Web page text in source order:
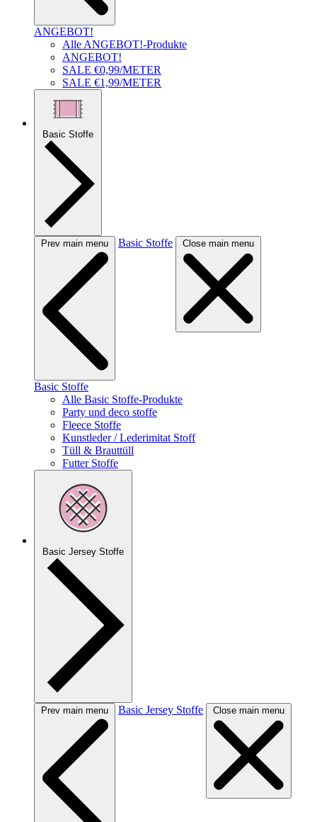
ANGEBOT!
Alle ANGEBOT!-Produkte
ANGEBOT!
SALE €0,99/METER
SALE €1,99/METER
Basic Stoffe
Prev main menu Basic Stoffe Close main menu
Basic Stoffe
Alle Basic Stoffe-Produkte
Party und deco stoffe
Fleece Stoffe
Kunstleder / Lederimitat Stoff
Tüll & Brauttüll
Futter Stoffe
Basic Jersey Stoffe
Prev main menu Basic Jersey Stoffe Close main menu